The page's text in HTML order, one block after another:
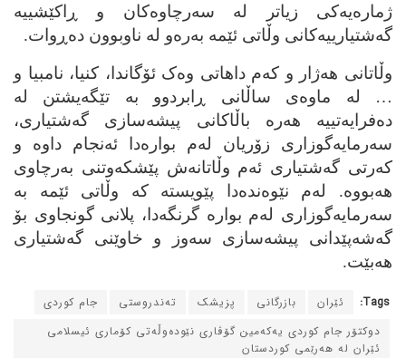
ژماره‌یه‌کی زیاتر له‌ سه‌رچاوه‌کان و ڕاکێشییه‌
گه‌شتیارییه‌کانی وڵاتی ئێمه‌ به‌ره‌و له‌ ناوبوون ده‌ڕوات.
وڵاتانی هه‌ژار و که‌م داهاتی وه‌ک ئۆگاندا، کنیا، نامبیا و
… له‌ ماوه‌ی ساڵانی ڕابردوو به‌ تێگه‌یشتن له‌
ده‌فرایه‌تییه‌ هه‌ره‌ باڵاکانی پیشه‌سازی گه‌شتیاری،
سه‌رمایه‌گوزاری زۆریان له‌م بواره‌دا ئه‌نجام داوه‌ و
که‌رتی گه‌شتیاری ئه‌م وڵاتانه‌ش پێشکه‌وتنی به‌رچاوی
هه‌بووه‌. له‌م نێوه‌نده‌دا پێویسته‌ که‌ وڵاتی ئێمه‌ به‌
سه‌رمایه‌گوزاری له‌م بواره‌ گرنگه‌دا، پلانی گونجاوی بۆ
گه‌شه‌پێدانی پیشه‌سازی سه‌وز و خاوێنی گه‌شتیاری
هه‌بێت.
Tags: ئێران بازرگانی پزیشک ته‌ندروستی
جام کوردی
دوکتۆر جام کوردی یه‌که‌مین گۆڤاری نێوده‌وڵه‌تی کۆماری ئیسلامی
ئێران له‌ هه‌رێمی کوردستان